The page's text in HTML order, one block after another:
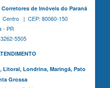
de Imóveis do Paraná
Centro | CEP: 80060-150
- PR
5505
Litoral, Londrina, Maringá, Pato
Grossa